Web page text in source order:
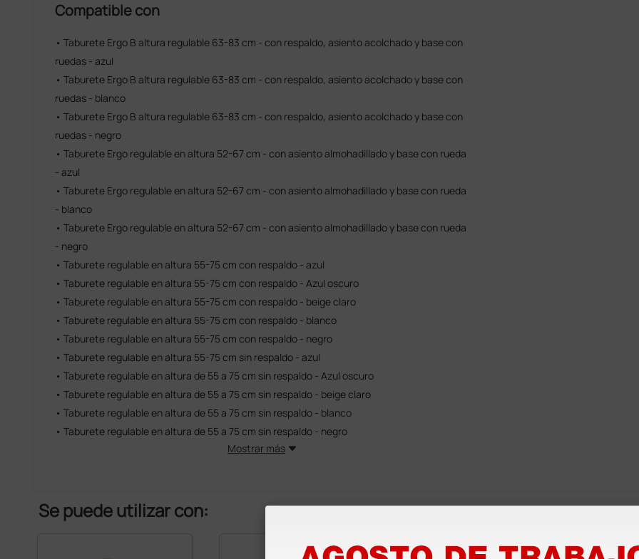
Compatible con
• Taburete Ergo B altura regulable 63-83 cm - con respaldo, asiento acolchado y base con
ruedas - azul
• Taburete Ergo B altura regulable 63-83 cm - con respaldo, asiento acolchado y base con
ruedas - blanco
• Taburete Ergo B altura regulable 63-83 cm - con respaldo, asiento acolchado y base con
ruedas - negro
• Taburete Ergo regulable en altura 52-67 cm - con asiento almohadillado y base con rueda
- azul
• Taburete Ergo regulable en altura 52-67 cm - con asiento almohadillado y base con rueda
- blanco
• Taburete Ergo regulable en altura 52-67 cm - con asiento almohadillado y base con rueda
- negro
• Taburete regulable en altura 55-75 cm con respaldo - azul
• Taburete regulable en altura 55-75 cm con respaldo - Azul oscuro
• Taburete regulable en altura 55-75 cm con respaldo - beige claro
• Taburete regulable en altura 55-75 cm con respaldo - blanco
• Taburete regulable en altura 55-75 cm con respaldo - negro
• Taburete regulable en altura 55-75 cm sin respaldo - azul
• Taburete regulable en altura de 55 a 75 cm sin respaldo - Azul oscuro
• Taburete regulable en altura de 55 a 75 cm sin respaldo - beige claro
• Taburete regulable en altura de 55 a 75 cm sin respaldo - blanco
• Taburete regulable en altura de 55 a 75 cm sin respaldo - negro
Mostrar más
Se puede utilizar con: